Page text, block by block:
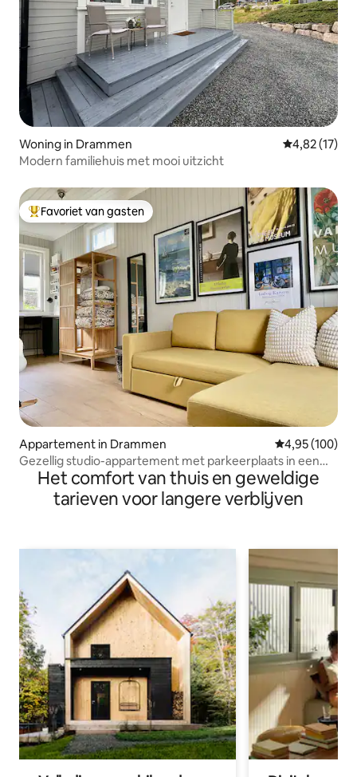
Woning in Drammen Gemiddelde
4,82 (17)
Modern familiehuis met mooi uitzicht
Topfavoriet van gasten
Favoriet van gasten
Appartement in Drammen Gemiddelde
4,95 (100)
Gezellig studio-appartement met parkeerplaats in een
wijk dicht bij het centrum
Het comfort van thuis en geweldige
tarieven voor langere verblijven